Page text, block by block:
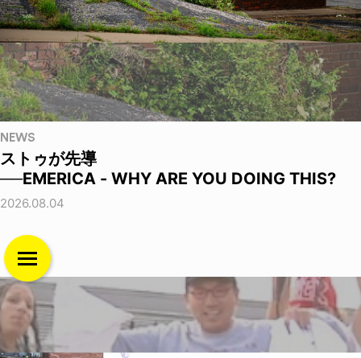
NEWS
ストゥが先導
──EMERICA - WHY ARE YOU DOING THIS?
2026.08.04